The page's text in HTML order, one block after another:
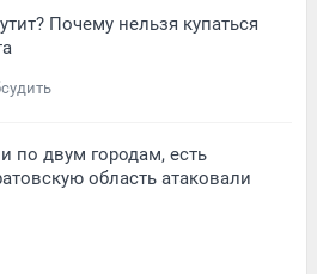
Почему нельзя купаться
по двум городам, есть
область атаковали